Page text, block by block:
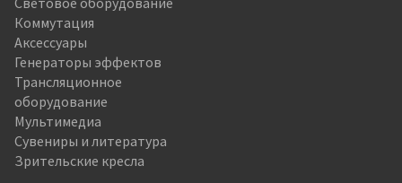
Коммутация
Аксессуары
Генераторы эффектов
Трансляционное
оборудование
Мультимедиа
Сувениры и литература
Зрительские кресла